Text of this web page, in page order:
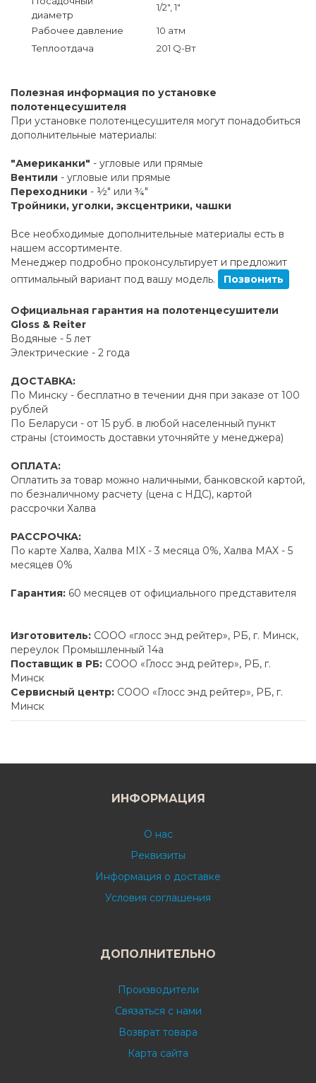
диаметр
1/2", 1"
Рабочее давление
10 атм
Теплоотдача
201 Q-Вт
Полезная информация по установке
полотенцесушителя
При установке полотенцесушителя могут понадобиться
дополнительные материалы:
"Американки" - угловые или прямые
Вентили - угловые или прямые
Переходники - ½" или ¾"
Тройники, уголки, эксцентрики, чашки
Все необходимые дополнительные материалы есть в
нашем ассортименте.
Менеджер подробно проконсультирует и предложит
оптимальный вариант под вашу модель.
Позвонить
Официальная гарантия на полотенцесушители
Gloss & Reiter
Водяные - 5 лет
Электрические - 2 года
ДОСТАВКА:
По Минску - бесплатно в течении дня при заказе от 100
рублей
По Беларуси - от 15 руб. в любой населенный пункт
страны (стоимость доставки уточняйте у менеджера)
ОПЛАТА:
Оплатить за товар можно наличными, банковской картой,
по безналичному расчету (цена с НДС), картой
рассрочки Халва
РАССРОЧКА:
По карте Халва, Халва MIX - 3 месяца 0%, Халва MAX - 5
месяцев 0%
Гарантия: 60 месяцев от официального представителя
Изготовитель: СООО «глосс энд рейтер», РБ, г. Минск,
переулок Промышленный 14а
Поставщик в РБ: СООО «Глосс энд рейтер», РБ, г.
Минск
Сервисный центр: СООО «Глосс энд рейтер», РБ, г.
Минск
ИНФОРМАЦИЯ
О нас
Реквизиты
Информация о доставке
Условия соглашения
ДОПОЛНИТЕЛЬНО
Производители
Связаться с нами
Возврат товара
Карта сайта